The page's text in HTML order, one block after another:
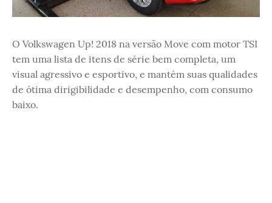
O Volkswagen Up! 2018 na versão Move com motor TSI
tem uma lista de itens de série bem completa, um
visual agressivo e esportivo, e mantém suas qualidades
de ótima dirigibilidade e desempenho, com consumo
baixo.